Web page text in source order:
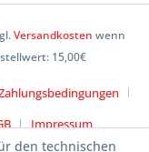
Versandkosten wenn
15,00€
Impressum
den technischen